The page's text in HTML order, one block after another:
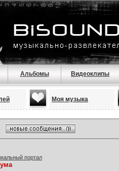
Альбомы Видеоклипы
Моя музыка
портал